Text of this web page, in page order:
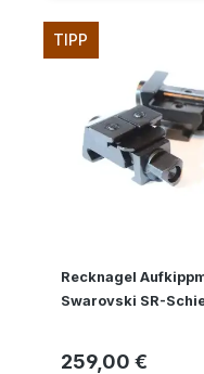
TIPP
Recknagel
Swarovski SR-
Regulärer Preis:
259,00 €